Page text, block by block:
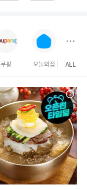
엄마옷
ALL
쿠팡 오늘의집 마이리